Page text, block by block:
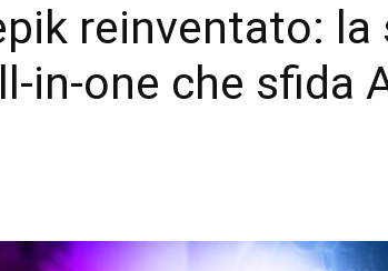
reinventato:
in-one che sfida